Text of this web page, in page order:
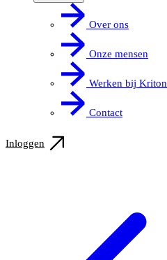
Over ons
Onze mensen
Werken bij Kriton
Contact
Inloggen